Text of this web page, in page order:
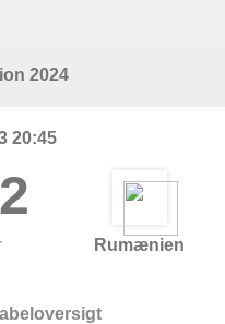
Rumænien
2024
20:45
2